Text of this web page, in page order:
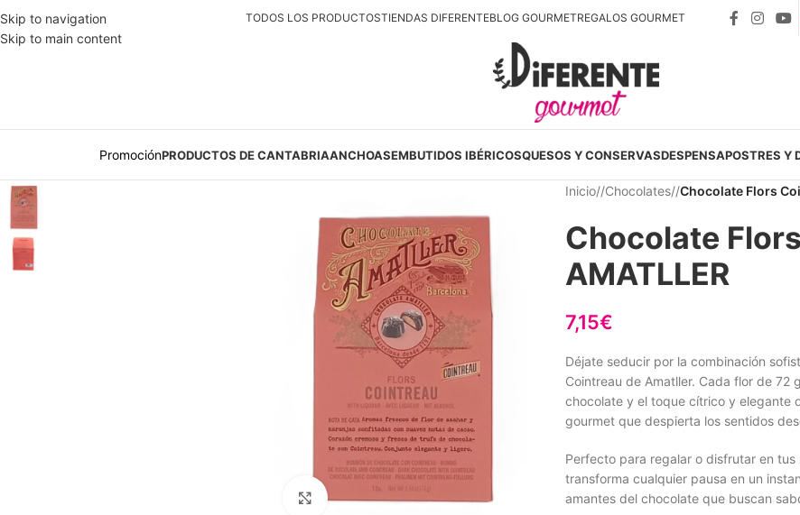
Skip to navigation
Skip to main content
TODOS LOS PRODUCTOSTIENDAS DIFERENTEBLOG GOURMETREGALOS GOURMET
PromociónPRODUCTOS DE CANTABRIAANCHOASEMBUTIDOS IBÉRICOSQUESOS Y CONSERVASDESPENSAPOSTRES Y
Clic para ampliar
Inicio/ Chocolates/ Chocolate Flors
Chocolate
AMATLLER
7,15€
Déjate seducir por la combinación
Cointreau de Amatller. Cada flor de
chocolate y el toque cítrico y elegante
gourmet que despierta los sentidos
Perfecto para regalar o disfrutar en
transforma cualquier pausa en un
amantes del chocolate que buscan